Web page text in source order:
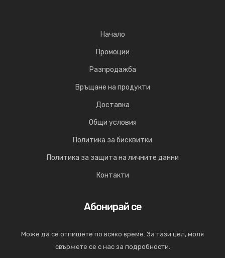
Начало
Промоции
Разпродажба
Връщане на продукти
Доставка
Общи условия
Политика за бисквитки
Политика за защита на личните данни
Контакти
Абонирай се
Може да се отпишете по всяко време. За тази цел, моля
свържете се с нас за подробности.